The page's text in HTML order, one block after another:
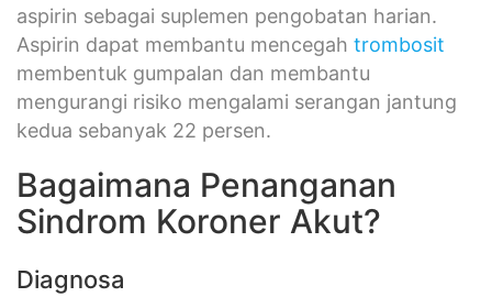
aspirin sebagai suplemen pengobatan harian.
Aspirin dapat membantu mencegah trombosit
membentuk gumpalan dan membantu
mengurangi risiko mengalami serangan jantung
kedua sebanyak 22 persen.
Bagaimana Penanganan
Sindrom Koroner Akut?
Diagnosa